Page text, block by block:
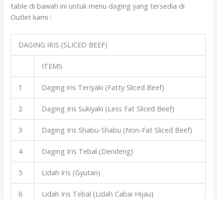
table di bawah ini untuk menu daging yang tersedia di
Outlet kami :
DAGING IRIS (SLICED BEEF)
ITEMS
1 Daging iris Teriyaki (Fatty Sliced Beef)
2 Daging Iris Sukiyaki (Less Fat Sliced Beef)
3 Daging Iris Shabu-Shabu (Non-Fat Sliced Beef)
4 Daging Iris Tebal (Dendeng)
5 Lidah Iris (Gyutan)
6 Lidah Iris Tebal (Lidah Cabai Hijau)